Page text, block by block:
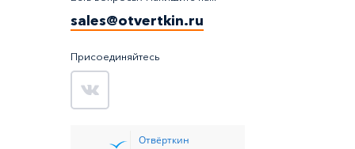
sales@otvertkin.ru
Присоединяйтесь
Отвёрткин